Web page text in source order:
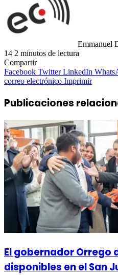
Emmanuel
14 2 minutos de lectura
Compartir
Facebook Twitter LinkedIn
correo electrónico Imprimir
Publicaciones
El gobernador Orrego
disponibles en el San